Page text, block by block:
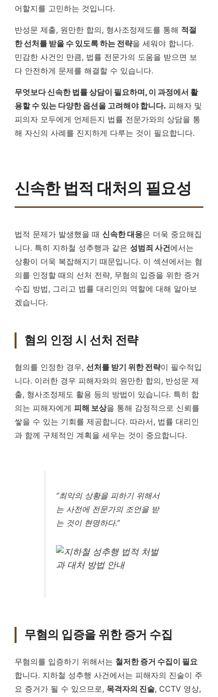
어할지를 고민하는 것입니다.
반성문 제출, 원만한 합의, 형사조정제도를 통해 적절
한 선처를 받을 수 있도록 하는 전략을 세워야 합니다.
민감한 사건인 만큼, 법률 전문가의 도움을 받으면 보
다 안전하게 문제를 해결할 수 있습니다.
무엇보다 신속한 법률 상담이 필요하며, 이 과정에서 활
용할 수 있는 다양한 옵션을 고려해야 합니다. 피해자 및
피의자 모두에게 언제든지 법률 전문가와의 상담을 통
해 자신의 사례를 진지하게 다루는 것이 필요합니다.
신속한 법적 대처의 필요성
법적 문제가 발생했을 때 신속한 대응은 더욱 중요해집
니다. 특히 지하철 성추행과 같은 성범죄 사건에서는
상황이 더욱 복잡해지기 때문입니다. 이 섹션에서는 혐
의를 인정할 때의 선처 전략, 무혐의 입증을 위한 증거
수집 방법, 그리고 법률 대리인의 역할에 대해 알아보
겠습니다.
혐의 인정 시 선처 전략
혐의를 인정한 경우, 선처를 받기 위한 전략이 필수적입
니다. 이러한 경우 피해자와의 원만한 합의, 반성문 제
출, 형사조정제도 활용 등의 방법이 있습니다. 특히 합
의는 피해자에게 피해 보상을 통해 감정적으로 신뢰를
쌓을 수 있는 기회를 제공합니다. 따라서, 법률 대리인
과 함께 구체적인 계획을 세우는 것이 중요합니다.
“최악의 상황을 피하기 위해서
는 사전에 전문가의 조언을 받
는 것이 현명하다.”
무혐의 입증을 위한 증거 수집
무혐의를 입증하기 위해서는 철저한 증거 수집이 필요
합니다. 지하철 성추행 사건에서는 피해자의 진술이 주
요 증거가 될 수 있으므로, 목격자의 진술, CCTV 영상,